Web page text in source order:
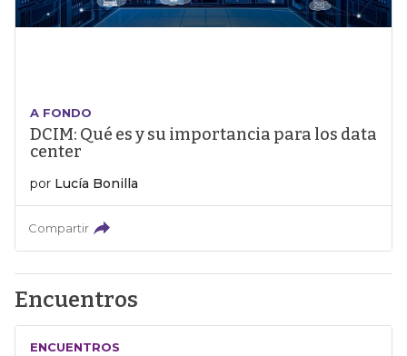
A FONDO
DCIM: Qué es y su importancia para los data
center
por Lucía Bonilla
Compartir
Encuentros
ENCUENTROS